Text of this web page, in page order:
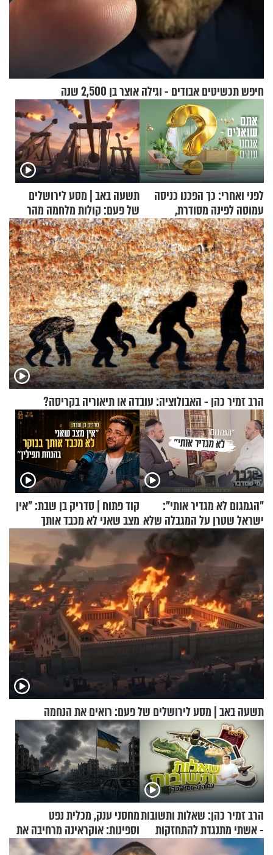
חיפש תכשיטים אבודים - וגילה אוצר בן 2,500 שנה
לפני ואחרי: כך הפכנו כניסה
עמוסה לפינה מסודרת,
שימושית ומזמינה
תשעה באב | מסע לירושלים
של פעם: קולות מלחמה מהר
הזיתים
הרב זמיר כהן - האבולוציה: עובדה או תיאוריה בקריסה?
"הגמגום לא מגדיר אותי":
ישראל שטרן על המגבלה שלא
עוצרת אותו
קוד פתוח | סדריק בן שבת: "אין
מצב שאני לא מכבד אותך
בבוקר בהנחת תפילין"
תשעה באב | מסע לירושלים של פעם: רואים את הנחמה
הרב זמיר כהן: שאלות ותשובות
- אשתי מתנגדת להתחזקות
שלי
מחסני ענק, מכלית נפט
וספינות: אוקראינה מרחיבה את
התקיפות בעומק רוסיה